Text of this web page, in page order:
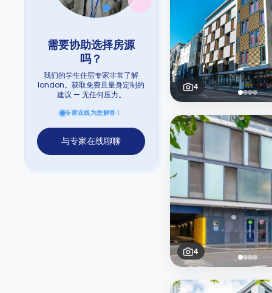
需要协助选择房源
吗？
我们的学生住宿专家非常了解
london。获取免费且量身定制的
建议 — 无任何压力。
专家在线为您解答！
与专家在线聊聊
4
4